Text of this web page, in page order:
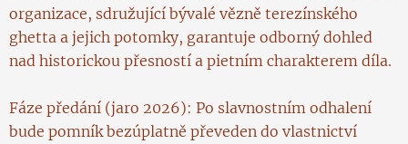
organizace, sdružující bývalé vězně terezínského
ghetta a jejich potomky, garantuje odborný dohled
nad historickou přesností a pietním charakterem díla.
Fáze předání (jaro 2026): Po slavnostním odhalení
bude pomník bezúplatně převeden do vlastnictví